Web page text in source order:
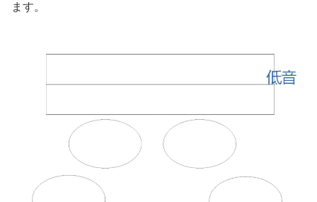
ます。